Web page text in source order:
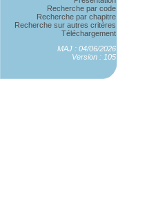
Recherche par code
Recherche par chapitre
Recherche sur autres critères
Téléchargement
MAJ : 04/06/2026
Version : 105